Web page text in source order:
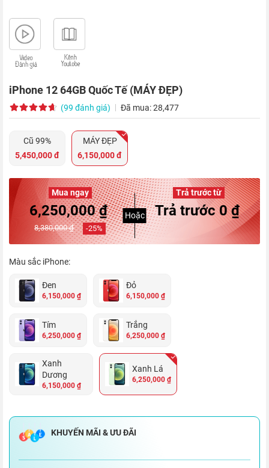
iPhone 12 64GB Quốc Tế (MÁY ĐẸP)
(99 đánh giá) Đã mua: 28,477
Cũ 99%
5,450,000 đ
MÁY ĐẸP
6,150,000 đ
Mua ngay
6,250,000 ₫
8,380,000 ₫ -25%
Hoặc
Trả trước từ
Trả trước 0 ₫
Màu sắc iPhone:
Đen
6,150,000 ₫
Đỏ
6,150,000 ₫
Tím
6,250,000 ₫
Trắng
6,250,000 ₫
Xanh
Dương
6,150,000 ₫
Xanh Lá
6,250,000 ₫